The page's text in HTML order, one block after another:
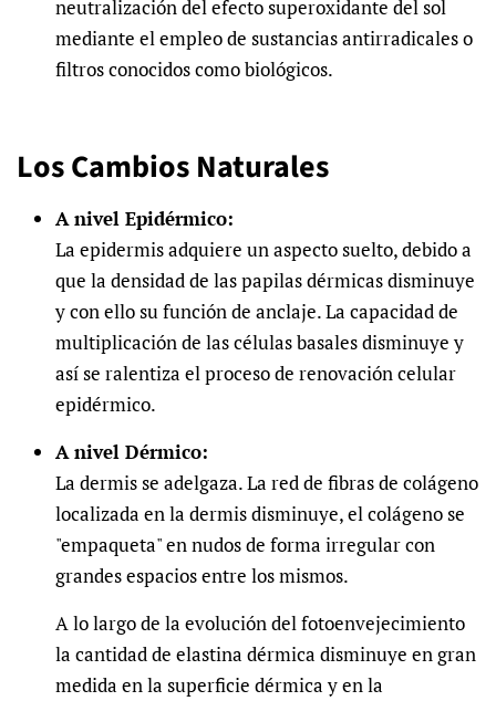
neutralización del efecto superoxidante del sol
mediante el empleo de sustancias antirradicales o
filtros conocidos como biológicos.
Los Cambios Naturales
A nivel Epidérmico:
La epidermis adquiere un aspecto suelto, debido a
que la densidad de las papilas dérmicas disminuye
y con ello su función de anclaje. La capacidad de
multiplicación de las células basales disminuye y
así se ralentiza el proceso de renovación celular
epidérmico.
A nivel Dérmico:
La dermis se adelgaza. La red de fibras de colágeno
localizada en la dermis disminuye, el colágeno se
"empaqueta" en nudos de forma irregular con
grandes espacios entre los mismos.
A lo largo de la evolución del fotoenvejecimiento
la cantidad de elastina dérmica disminuye en gran
medida en la superficie dérmica y en la